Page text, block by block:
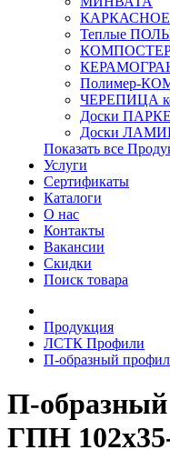
КАРКАСНОЕ
Теплые
Полимер-
ЧЕРЕПИЦА
Доски
Доски
Показать все
Услуги
Сертификаты
Каталоги
О нас
Контакты
Вакансии
Скидки
Поиск товара
Продукция
ЛСТК Профили
П-образный
П-
ГПН